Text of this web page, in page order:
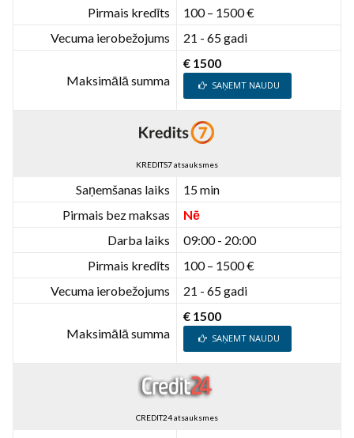
Pirmais kredīts
100 – 1500 €
Vecuma ierobežojums
21 - 65 gadi
Maksimālā summa
€ 1500
SAŅEMT NAUDU
KREDITS7 atsauksmes
Saņemšanas laiks
15 min
Pirmais bez maksas
Nē
Darba laiks
09:00 - 20:00
Pirmais kredīts
100 – 1500 €
Vecuma ierobežojums
21 - 65 gadi
Maksimālā summa
€ 1500
SAŅEMT NAUDU
CREDIT24 atsauksmes